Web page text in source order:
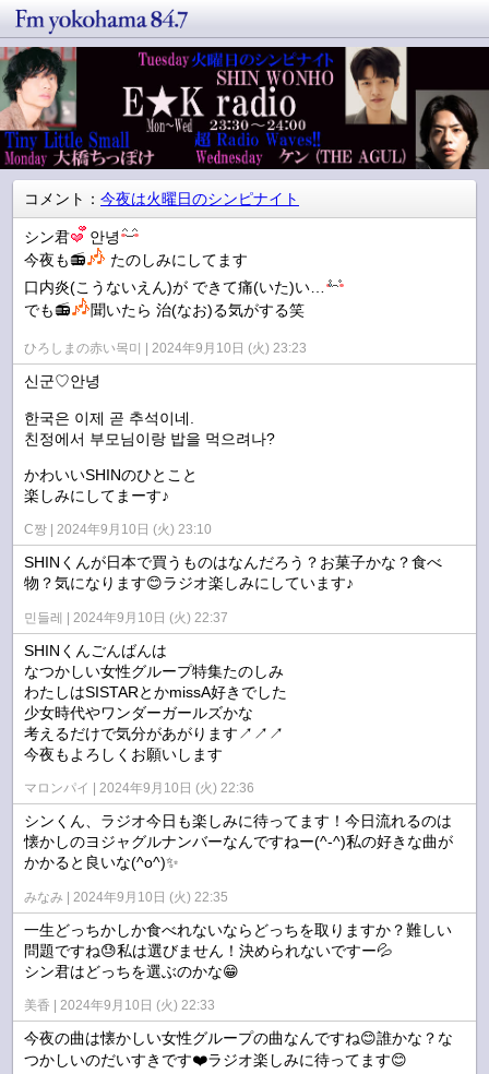
コメント： 今夜は火曜日のシンピナイト
シン君
안녕
今夜も📻
たのしみにしてます
口内炎(こうないえん)が できて痛(いた)い…
でも📻
聞いたら 治(なお)る気がする笑
ひろしまの赤い목미 2024年9月10日 (火) 23:23
신군♡안녕
한국은 이제 곧 추석이네.
친정에서 부모님이랑 밥을 먹으려나?
かわいいSHINのひとこと
楽しみにしてまーす♪
C짱 2024年9月10日 (火) 23:10
SHINくんが日本で買うものはなんだろう？お菓子かな？食べ
物？気になります😊ラジオ楽しみにしています♪
민들레 2024年9月10日 (火) 22:37
SHINくんごんばんは
なつかしい女性グループ特集たのしみ
わたしはSISTARとかmissA好きでした
少女時代やワンダーガールズかな
考えるだけで気分があがります↗↗↗
今夜もよろしくお願いします
マロンパイ 2024年9月10日 (火) 22:36
シンくん、ラジオ今日も楽しみに待ってます！今日流れるのは
懐かしのヨジャグルナンバーなんですねー(^-^)私の好きな曲が
かかると良いな(^o^)✨
みなみ 2024年9月10日 (火) 22:35
一生どっちかしか食べれないならどっちを取りますか？難しい
問題ですね😓私は選びません！決められないですー💦
シン君はどっちを選ぶのかな😁
美香 2024年9月10日 (火) 22:33
今夜の曲は懐かしい女性グループの曲なんですね😊誰かな？な
つかしいのだいすきです❤️ラジオ楽しみに待ってます😊